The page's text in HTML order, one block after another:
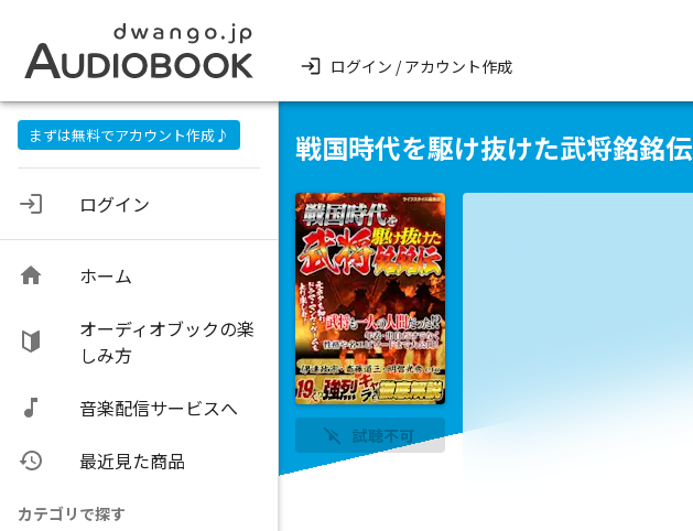
ログイン / アカウント作成
まずは無料でアカウント作成♪
ログイン
ホーム
オーディオブックの楽
しみ方
音楽配信サービスへ
最近見た商品
カテゴリで探す
戦国時代を駆け抜けた武将銘銘伝
試聴不可